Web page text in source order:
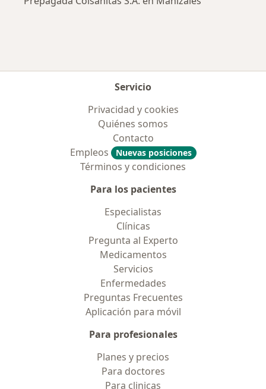
Servicio
Privacidad y cookies
Quiénes somos
Contacto
Empleos
Nuevas posiciones
Términos y condiciones
Para los pacientes
Especialistas
Clínicas
Pregunta al Experto
Medicamentos
Servicios
Enfermedades
Preguntas Frecuentes
Aplicación para móvil
Para profesionales
Planes y precios
Para doctores
Para clinicas